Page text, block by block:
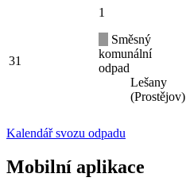
31
1
Směsný
komunální
odpad
Lešany
(Prostějov)
Kalendář svozu odpadu
Mobilní aplikace